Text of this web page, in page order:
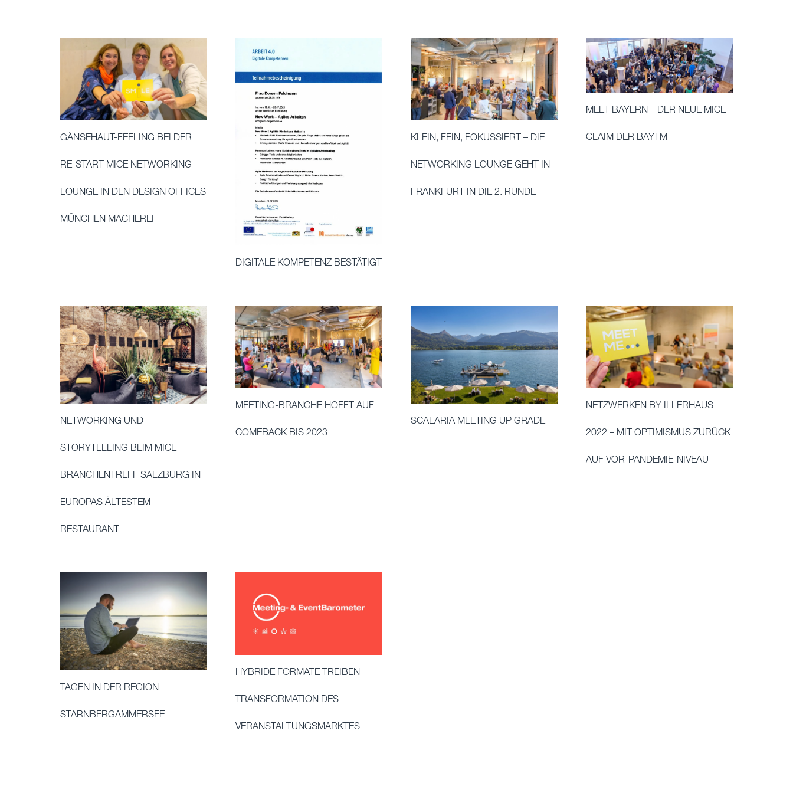
GÄNSEHAUT-FEELING BEI DER
RE-START-MICE NETWORKING
LOUNGE IN DEN DESIGN OFFICES
MÜNCHEN MACHEREI
DIGITALE KOMPETENZ BESTÄTIGT
KLEIN, FEIN, FOKUSSIERT – DIE
NETWORKING LOUNGE GEHT IN
FRANKFURT IN DIE 2. RUNDE
MEET BAYERN – DER NEUE MICE-
CLAIM DER BAYTM
NETWORKING UND
STORYTELLING BEIM MICE
BRANCHENTREFF SALZBURG IN
EUROPAS ÄLTESTEM
RESTAURANT
MEETING-BRANCHE HOFFT AUF
COMEBACK BIS 2023
SCALARIA MEETING UP GRADE
NETZWERKEN BY ILLERHAUS
2022 – MIT OPTIMISMUS ZURÜCK
AUF VOR-PANDEMIE-NIVEAU
TAGEN IN DER REGION
STARNBERGAMMERSEE
HYBRIDE FORMATE TREIBEN
TRANSFORMATION DES
VERANSTALTUNGSMARKTES